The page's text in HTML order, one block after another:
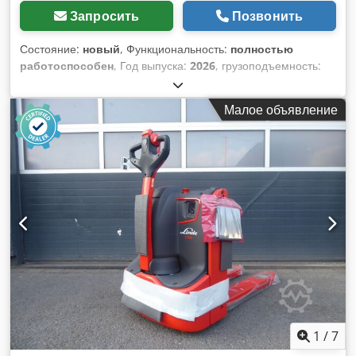
Запросить Позвонить
Состояние: новый, Функциональность: полностью
работоспособен, Год выпуска: 2026, грузоподъемность:
1 150 мм, собственный вес:
привода:Handbetrieb, Ручная гидравлическая тележка
Ширина вил: 182 мм Толщина вил: 50 мм Состояние:
Новое устройство Техническое состояние: Новое Тип
передних шин: Полиуретан Тип задних шин: Полиуретан
Dodpfxsu D Tb Ue Aizeck Описание: - Ручное управление -
Грузоподъемность: 2000 кг - Межосевое расстояние: 600
мм - Расстояние от центра ведущей оси до вил
50/182/1150 мм - Собственный вес: 94 кг - Шины:
полиуретан/резина - Размер шин передних: 180x50 -
Размер шин задних: 74x70 - Колеса, количество передних,
задних: 2 / 4 - Высота дышла в положении движения мин
1207 мм - Напряжение аккумулятора: 6 В/4,5 AH - Дисплей
высокого разрешения легко читается под разными углами.
Благодаря подсветке его можно читать и при плохом
освещении. -При необходимости можно переключаться
между кг и фунтами. -Различные функции, такие как тара,
Малое объявление
1 /7